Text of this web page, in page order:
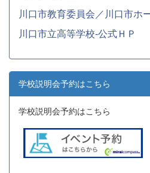
川口市教育委員会／川口市ホ
川口市立高等学校-公式ＨＰ
学校説明会予約はこちら
学校説明会予約はこちら